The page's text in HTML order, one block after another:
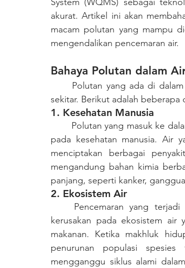
akurat. Artikel ini akan
macam polutan yang mampu
mengendalikan pencemaran air.
Bahaya Polutan dalam
sekitar. Berikut adalah
1. Kesehatan Manusia
pada kesehatan manusia. Air
menciptakan berbagai
mengandung bahan kimia
panjang, seperti kanker,
2. Ekosistem Air
kerusakan pada ekosistem air
makanan. Ketika makhluk
penurunan populasi spesies
mengganggu siklus alami